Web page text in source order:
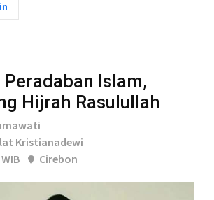
Islam,
Hijrah Rasulullah
Kristianadewi
Cirebon